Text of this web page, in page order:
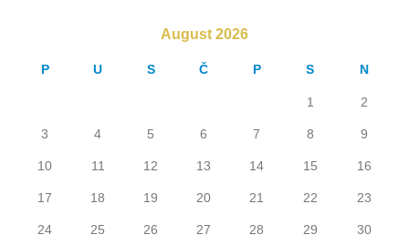
August 2026
P U S Č P S N
1 2
3 4 5 6 7 8 9
10 11 12 13 14 15 16
17 18 19 20 21 22 23
24 25 26 27 28 29 30